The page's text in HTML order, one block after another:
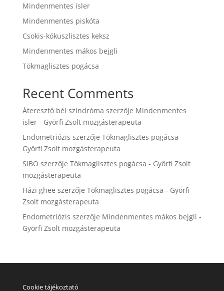
Mindenmentes isler
Mindenmentes piskóta
Csokis-kókuszlisztes keksz
Mindenmentes mákos bejgli
Tökmaglisztes pogácsa
Recent Comments
Áteresztő bél szindróma szerzője Mindenmentes
isler - Györfi Zsolt mozgásterapeuta
Endometriózis szerzője Tökmaglisztes pogácsa -
Györfi Zsolt mozgásterapeuta
SIBO szerzője Tökmaglisztes pogácsa - Györfi Zsolt
mozgásterapeuta
Házi ghee szerzője Tökmaglisztes pogácsa - Györfi
Zsolt mozgásterapeuta
Endometriózis szerzője Mindenmentes mákos bejgli -
Györfi Zsolt mozgásterapeuta
Cookie tájékoztató